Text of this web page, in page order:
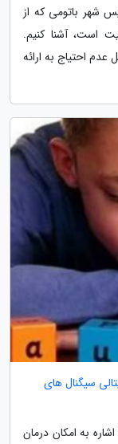
شهر باتومی که از
است، آشنا کنیم.
احتیاج به ارائه
سیگنال های
به امکان درمان